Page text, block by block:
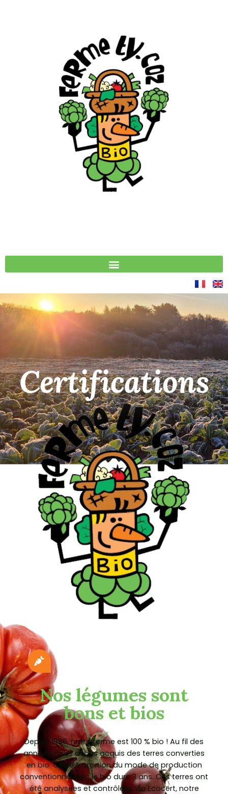
Certifications
Nos légumes sont
bons et bios
Depuis 1996, notre ferme est 100 % bio ! Au fil des
années, nous avons acquis des terres converties
en bio. Cette transition du mode de production
conventionnel vers le bio dure 3 ans. Ces terres ont
été analysées et contrôlées via Ecocert, notre